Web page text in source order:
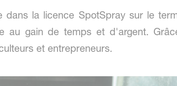
dans la licence SpotSpray sur le
au gain de temps et d'argent.
et entrepreneurs.